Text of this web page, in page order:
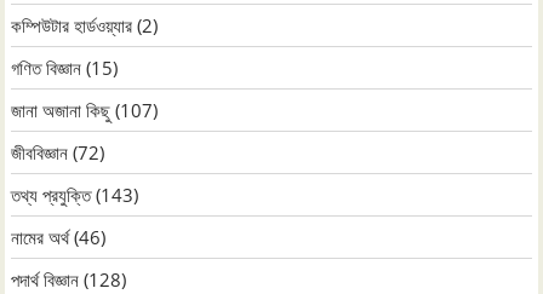
কম্পিউটার হার্ডওয়্যার (2)
গণিত বিজ্ঞান (15)
জানা অজানা কিছু (107)
জীববিজ্ঞান (72)
তথ্য প্রযুক্তি(143)
নামের অর্থ(46)
পদার্থ বিজ্ঞান (128)